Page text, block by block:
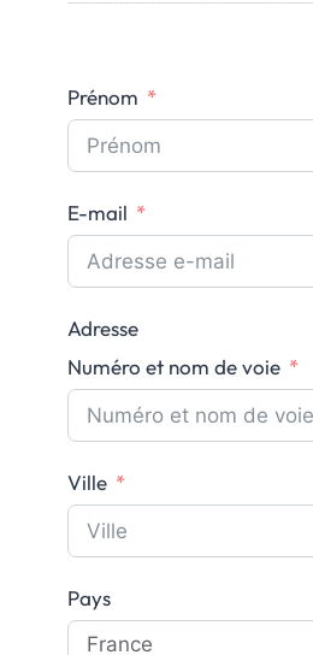
Prénom
E-mail
Adresse
Numéro et nom de voie
Ville
Pays